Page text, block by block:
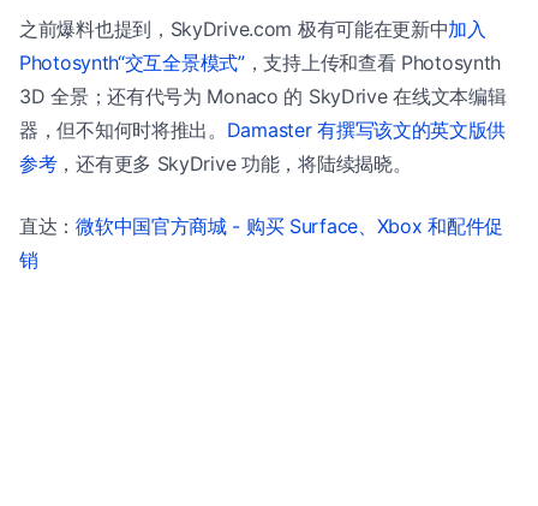
之前爆料也提到，SkyDrive.com 极有可能在更新中加入
Photosynth“交互全景模式”，支持上传和查看 Photosynth
3D 全景；还有代号为 Monaco 的 SkyDrive 在线文本编辑
器，但不知何时将推出。 Damaster 有撰写该文的英文版供
参考，还有更多 SkyDrive 功能，将陆续揭晓。
直达：微软中国官方商城 - 购买 Surface、Xbox 和配件促
销